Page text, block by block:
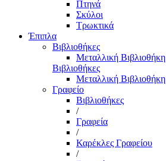
Πτηνά
Σκύλοι
Τρωκτικά
Έπιπλα
Βιβλιοθήκες
Μεταλλική Βιβλιοθήκη
Βιβλιοθήκες
Μεταλλική Βιβλιοθήκη
Γραφείο
Βιβλιοθήκες
/
Γραφεία
/
Καρέκλες Γραφείου
/